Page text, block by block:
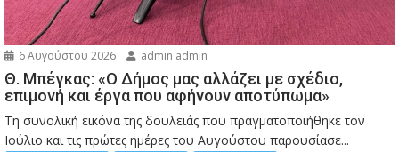
6 Αυγούστου 2026 admin admin
Θ. Μπέγκας: «Ο Δήμος μας αλλάζει με σχέδιο,
επιμονή και έργα που αφήνουν αποτύπωμα»
Τη συνολική εικόνα της δουλειάς που πραγματοποιήθηκε τον
Ιούλιο και τις πρώτες ημέρες του Αυγούστου παρουσίασε...